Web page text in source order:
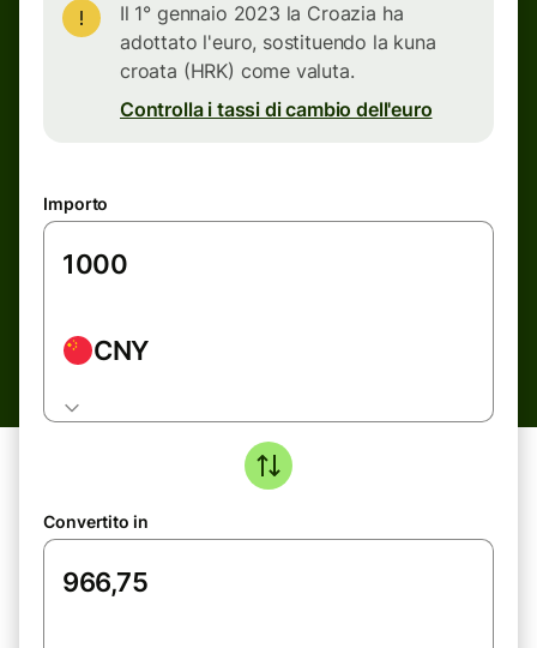
Il 1° gennaio 2023 la Croazia ha
adottato l'euro, sostituendo la kuna
croata (HRK) come valuta.
Controlla i tassi di cambio dell'euro
Importo
CNY
Convertito in